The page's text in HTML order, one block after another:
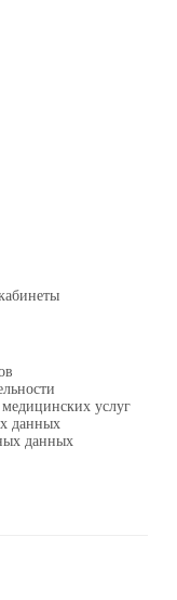
услуг
данных
данных